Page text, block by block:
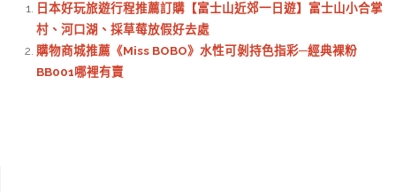
日本好玩旅遊行程推薦訂購【富士山近郊一日遊】富士山小合掌
村、河口湖、採草莓放假好去處
購物商城推薦《Miss BOBO》水性可剝持色指彩─經典裸粉
BB001哪裡有賣